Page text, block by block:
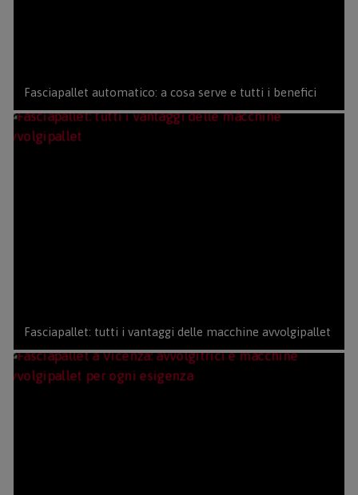
Fasciapallet automatico: a cosa serve e tutti i benefici
Fasciapallet: tutti i vantaggi delle macchine avvolgipallet